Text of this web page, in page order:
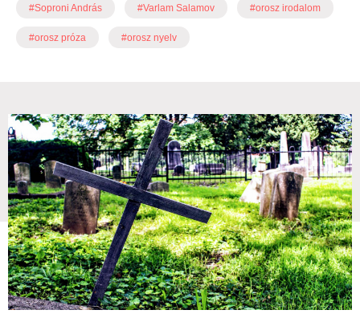
#Soproni András #Varlam Salamov #orosz irodalom
#orosz próza #orosz nyelv